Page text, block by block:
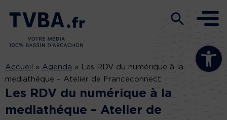
Ouvrir la
Accueil » Agenda »
Les RDV du numérique à la
mediathéque – Atelier de Franceconnect
Les RDV du numérique à la
mediathéque – Atelier de